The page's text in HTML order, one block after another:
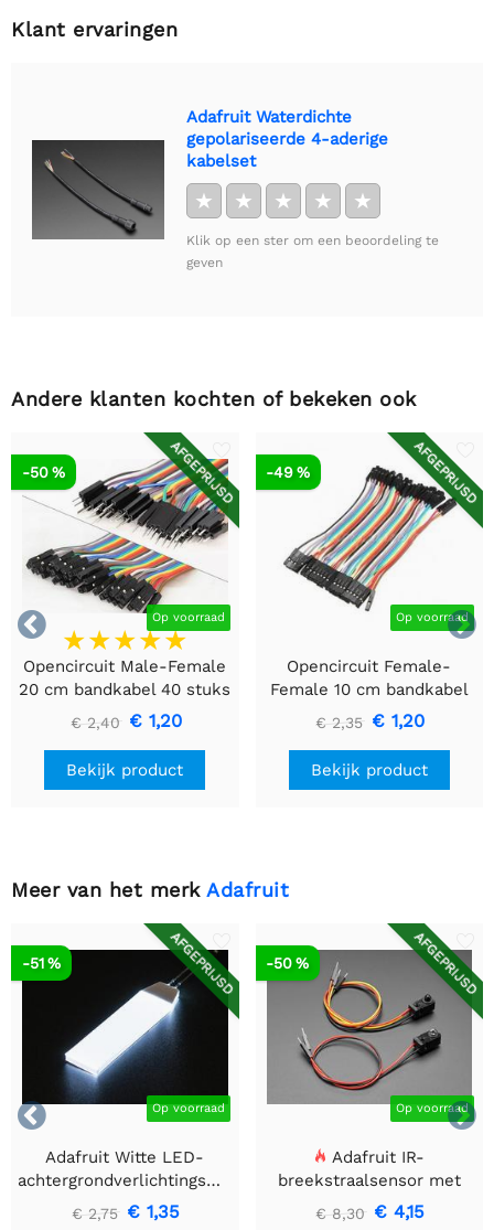
Klant ervaringen
Adafruit Waterdichte
gepolariseerde 4-aderige
kabelset
★ ★ ★ ★ ★
Klik op een ster om een beoordeling te
geven
Andere klanten kochten of bekeken ook


AFGEPRIJSD
Op voorraad
-50 %
Opencircuit Male-Female
20 cm bandkabel 40 stuks
€ 2,40 € 1,20
Bekijk product
AFGEPRIJSD
Op voorraad
-49 %
Opencircuit Female-
Female 10 cm bandkabel
40 stuks
€ 2,35 € 1,20
Bekijk product
Meer van het merk Adafruit


AFGEPRIJSD
Op voorraad
-51 %
Adafruit Witte LED-
achtergrondverlichtingsmodule
- Klein 12 mm x 40 mm
€ 2,75 € 1,35
AFGEPRIJSD
Op voorraad
-50 %
Adafruit IR-
breekstraalsensor met
premium draadheader
€ 8,30 € 4,15